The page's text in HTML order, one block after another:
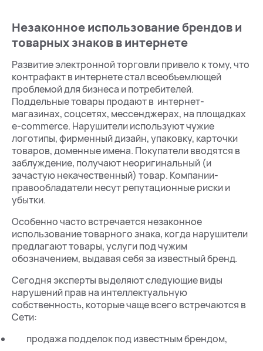
Незаконное использование брендов и
товарных знаков в интернете
Развитие электронной торговли привело к тому, что
контрафакт в интернете стал всеобъемлющей
проблемой для бизнеса и потребителей.
Поддельные товары продают в интернет-
магазинах, соцсетях, мессенджерах, на площадках
e-commerce. Нарушители используют чужие
логотипы, фирменный дизайн, упаковку, карточки
товаров, доменные имена. Покупатели вводятся в
заблуждение, получают неоригинальный (и
зачастую некачественный) товар. Компании-
правообладатели несут репутационные риски и
убытки.
Особенно часто встречается незаконное
использование товарного знака, когда нарушители
предлагают товары, услуги под чужим
обозначением, выдавая себя за известный бренд.
Сегодня эксперты выделяют следующие виды
нарушений прав на интеллектуальную
собственность, которые чаще всего встречаются в
Сети:
продажа подделок под известным брендом,